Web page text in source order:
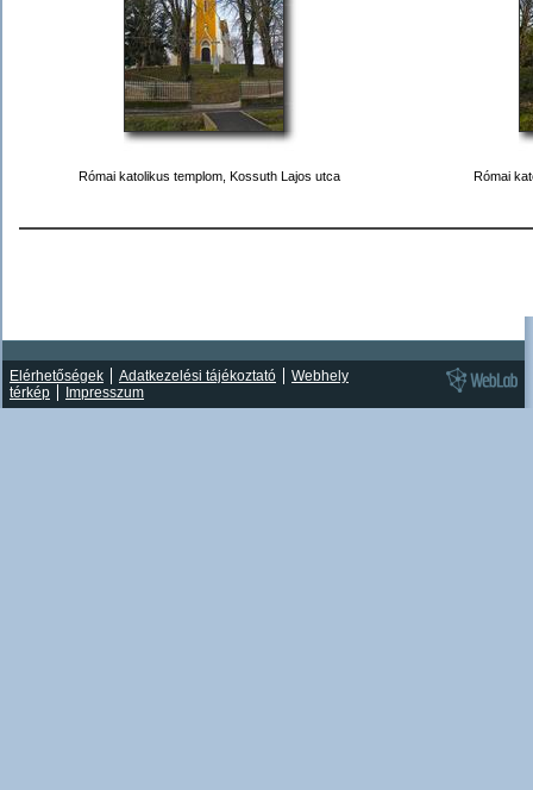
Római katolikus templom, Kossuth Lajos utca Római
Elérhetőségek Adatkezelési tájékoztató
Webhely
térkép
Impresszum